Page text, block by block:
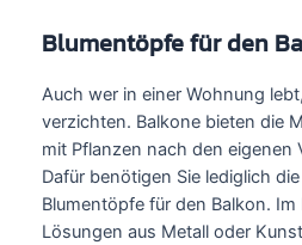
Blumentöpfe für den
Auch wer in einer Wohnung
verzichten. Balkone bieten die
mit Pflanzen nach den eigenen
Dafür benötigen Sie lediglich
Blumentöpfe für den Balkon.
Lösungen aus Metall oder